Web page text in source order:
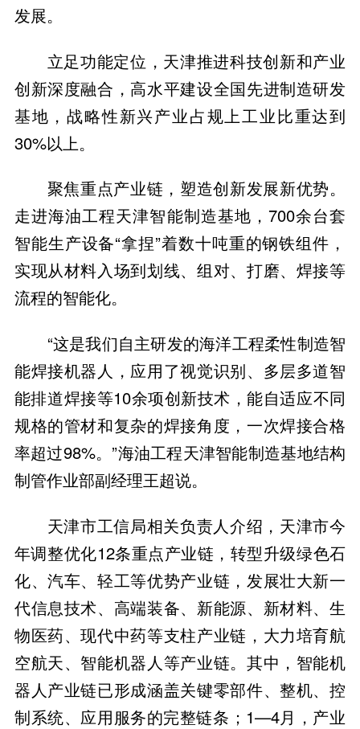
发展。
立足功能定位，天津推进科技创新和产业
创新深度融合，高水平建设全国先进制造研发
基地，战略性新兴产业占规上工业比重达到
30%以上。
聚焦重点产业链，塑造创新发展新优势。
走进海油工程天津智能制造基地，700余台套
智能生产设备“拿捏”着数十吨重的钢铁组件，
实现从材料入场到划线、组对、打磨、焊接等
流程的智能化。
“这是我们自主研发的海洋工程柔性制造智
能焊接机器人，应用了视觉识别、多层多道智
能排道焊接等10余项创新技术，能自适应不同
规格的管材和复杂的焊接角度，一次焊接合格
率超过98%。”海油工程天津智能制造基地结构
制管作业部副经理王超说。
天津市工信局相关负责人介绍，天津市今
年调整优化12条重点产业链，转型升级绿色石
化、汽车、轻工等优势产业链，发展壮大新一
代信息技术、高端装备、新能源、新材料、生
物医药、现代中药等支柱产业链，大力培育航
空航天、智能机器人等产业链。其中，智能机
器人产业链已形成涵盖关键零部件、整机、控
制系统、应用服务的完整链条；1—4月，产业